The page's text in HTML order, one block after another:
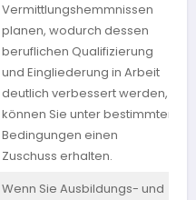
Vermittlungshemmnissen
planen, wodurch dessen
beruflichen Qualifizierung
und Eingliederung in Arbeit
deutlich verbessert werden,
können Sie unter bestimmten
Bedingungen einen
Zuschuss erhalten.
Wenn Sie Ausbildungs- und